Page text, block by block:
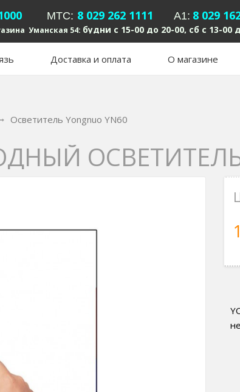
MTC: 8 029 262 1111 А1: 8 029
Уманская 54: будни с 15-00 до 20-00, сб с 13-00
Доставка и оплата О магазине
Осветитель Yongnuo YN60